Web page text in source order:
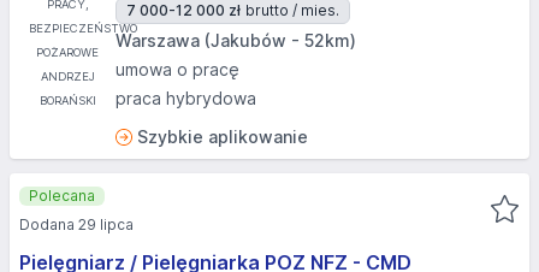
7 000-12 000 zł brutto / mies.
Warszawa (Jakubów - 52km)
umowa o pracę
praca hybrydowa
Szybkie aplikowanie
Pielęgniarz / Pielęgniarka POZ NFZ - CMD
Polecana
Dodana 29 lipca